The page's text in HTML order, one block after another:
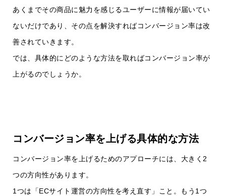
あくまでその商品に魅力を感じるユーザーに情報が届いてい
ないだけであり、その点を解決すればコンバージョン率は改
善されていきます。
では、具体的にどのような方法を取ればコンバージョン率が
上がるのでしょうか。
コンバージョン率を上げる具体的な方法
コンバージョン率を上げるためのアプローチには、大きく2
つの方向性があります。
1つは「ECサイト運営の方向性を考え直す」こと。もう1つ